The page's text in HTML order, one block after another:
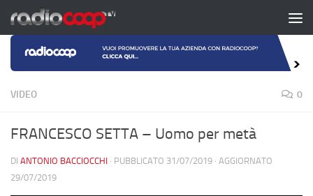
Salta al contenuto
VIDEO 0
FRANCESCO SETTA – Uomo per metà
DI ANTONIO BACCIOCCHI · PUBBLICATO 31/07/2019 · AGGIORNATO
29/07/2019